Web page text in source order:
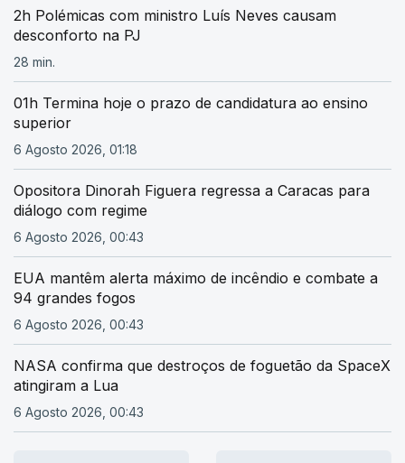
2h Polémicas com ministro Luís Neves causam
desconforto na PJ
28 min.
01h Termina hoje o prazo de candidatura ao ensino
superior
6 Agosto 2026, 01:18
Opositora Dinorah Figuera regressa a Caracas para
diálogo com regime
6 Agosto 2026, 00:43
EUA mantêm alerta máximo de incêndio e combate a
94 grandes fogos
6 Agosto 2026, 00:43
NASA confirma que destroços de foguetão da SpaceX
atingiram a Lua
6 Agosto 2026, 00:43